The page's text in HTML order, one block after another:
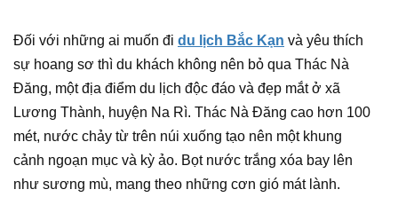
Đối với những ai muốn đi du lịch Bắc Kạn và yêu thích
sự hoang sơ thì du khách không nên bỏ qua Thác Nà
Đăng, một địa điểm du lịch độc đáo và đẹp mắt ở xã
Lương Thành, huyện Na Rì. Thác Nà Đăng cao hơn 100
mét, nước chảy từ trên núi xuống tạo nên một khung
cảnh ngoạn mục và kỳ ảo. Bọt nước trắng xóa bay lên
như sương mù, mang theo những cơn gió mát lành.